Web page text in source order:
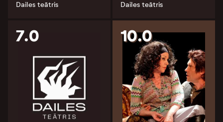
Dailes teātris Dailes teātris
7.0 10.0